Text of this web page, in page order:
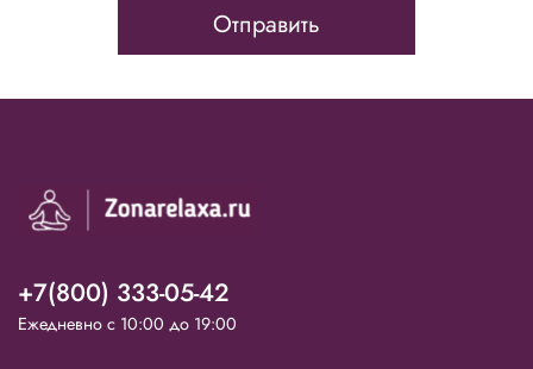
Отправить
+7(800) 333-05-42
Ежедневно с 10:00 до 19:00